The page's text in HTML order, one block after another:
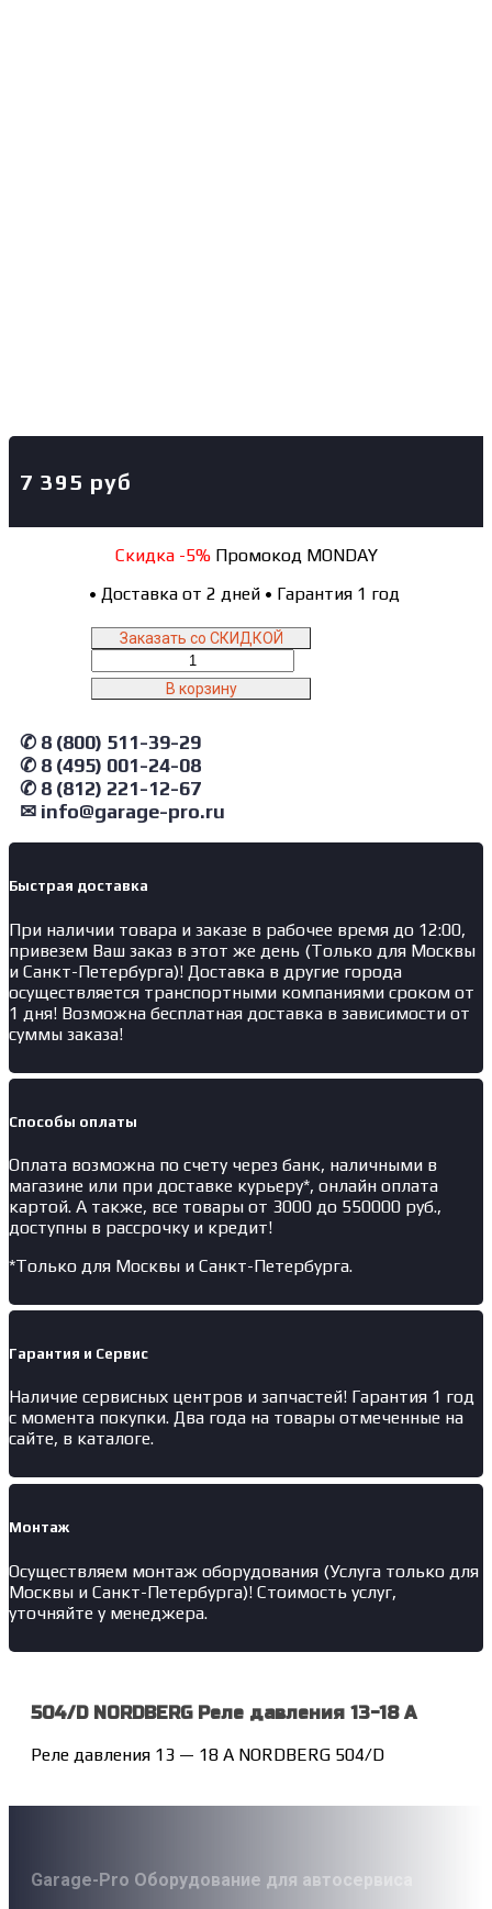
7 395 руб
Скидка -5%Промокод MONDAY
• Доставка от 2 дней • Гарантия 1 год
Заказать со СКИДКОЙ
товара
504/D
Реле
давления
13-
18
A
В корзину
✆ 8 (800) 511-39-29
✆ 8 (495) 001-24-08
✆ 8 (812) 221-12-67
✉ info@garage-pro.ru
Быстрая доставка
При наличии товара и заказе в рабочее время до 12:00,
привезем Ваш заказ в этот же день (Только для Москвы
и Санкт-Петербурга)! Доставка в другие города
осуществляется транспортными компаниями сроком от
1 дня! Возможна бесплатная доставка в зависимости от
суммы заказа!
Способы оплаты
Оплата возможна по счету через банк, наличными в
магазине или при доставке курьеру*, онлайн оплата
картой. А также, все товары от 3000 до 550000 руб.,
доступны в рассрочку и кредит!
*Только для Москвы и Санкт-Петербурга.
Гарантия и Сервис
Наличие сервисных центров и запчастей! Гарантия 1 год
с момента покупки. Два года на товары отмеченные на
сайте, в каталоге.
Монтаж
Осуществляем монтаж оборудования (Услуга только для
Москвы и Санкт-Петербурга)! Стоимость услуг,
уточняйте у менеджера.
504/D NORDBERG Реле давления 13-18 A
Реле давления 13 — 18 A NORDBERG 504/D
Garage-Pro Оборудование для автосервиса